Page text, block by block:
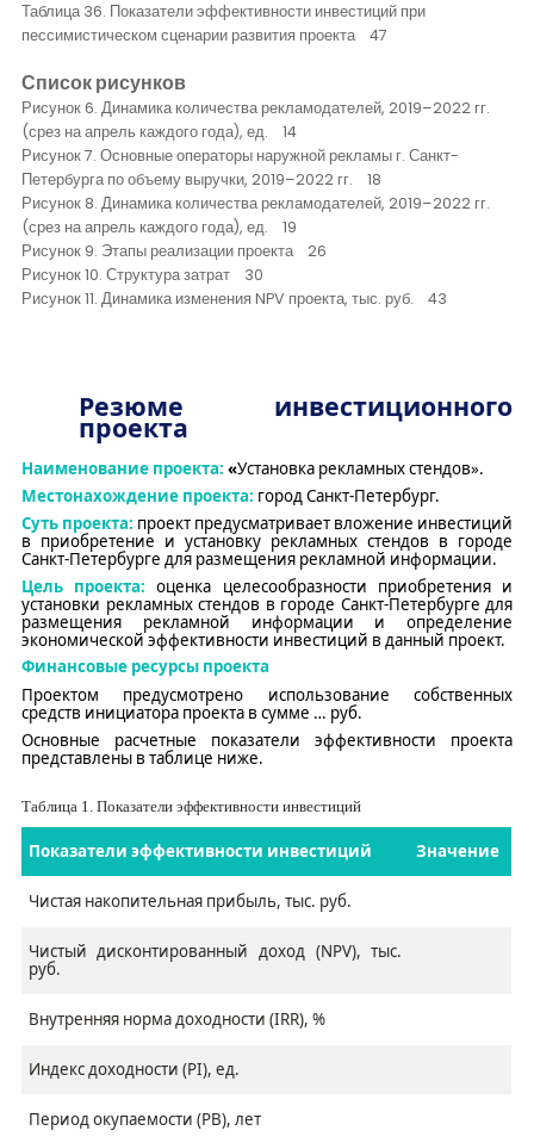
Таблица 36. Показатели эффективности инвестиций при
пессимистическом сценарии развития проекта 47
Список рисунков
Рисунок 6. Динамика количества рекламодателей, 2019–2022 гг.
(срез на апрель каждого года), ед. 14
Рисунок 7. Основные операторы наружной рекламы г. Санкт-
Петербурга по объему выручки, 2019–2022 гг. 18
Рисунок 8. Динамика количества рекламодателей, 2019–2022 гг.
(срез на апрель каждого года), ед. 19
Рисунок 9. Этапы реализации проекта 26
Рисунок 10. Структура затрат 30
Рисунок 11. Динамика изменения NPV проекта, тыс. руб. 43
Резюме инвестиционного
проекта
Наименование проекта: «Установка рекламныхстендов».
Местонахождение проекта: городСанкт-Петербург.
Суть проекта: проект предусматривает вложение инвестиций
в приобретение и установку рекламных стендов в городе
Санкт-Петербурге для размещения рекламной информации.
Цель проекта:оценка целесообразности приобретения и
установки рекламныхстендов в городе Санкт-Петербурге для
размещения рекламной информации и определение
экономической эффективности инвестиций в данный проект.
Финансовые ресурсы проекта
Проектом предусмотрено использование собственных
средств инициатора проекта в сумме … руб.
Основные расчетные показатели эффективности проекта
представлены в таблице ниже.
Таблица 1. Показатели эффективности инвестиций
Показатели эффективности инвестиций Значение
Чистая накопительная прибыль, тыс. руб.
Чистый дисконтированный доход (NPV), тыс.
руб.
Внутренняя норма доходности (IRR), %
Индекс доходности (PI), ед.
Период окупаемости (PB), лет